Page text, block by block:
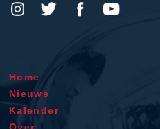
Home
Nieuws
Kalender